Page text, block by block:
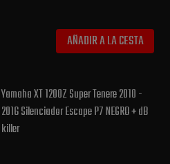
AÑADIR A LA CESTA
Yamaha XT 1200Z Super Tenere 2010 -
2016 Silenciador Escape P7 NEGRO + dB
killer